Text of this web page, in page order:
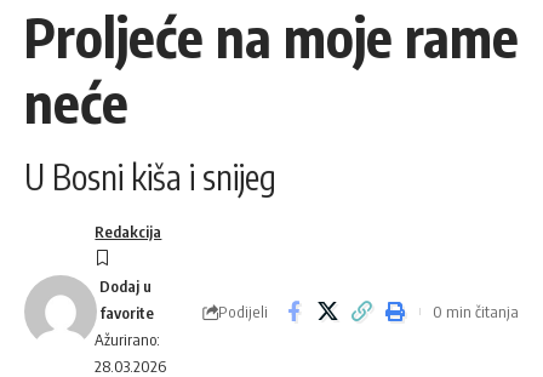
Proljeće na moje rame
neće
U Bosni kiša i snijeg
Ažurirano:
28.03.2026
Redakcija
Podijeli 0 min čitanja